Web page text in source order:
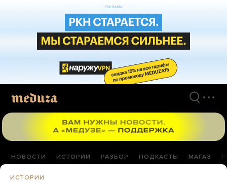
НОВОСТИ ИСТОРИИ РАЗБОР ПОДКАСТЫ МАГАЗ
ИСТОРИИ